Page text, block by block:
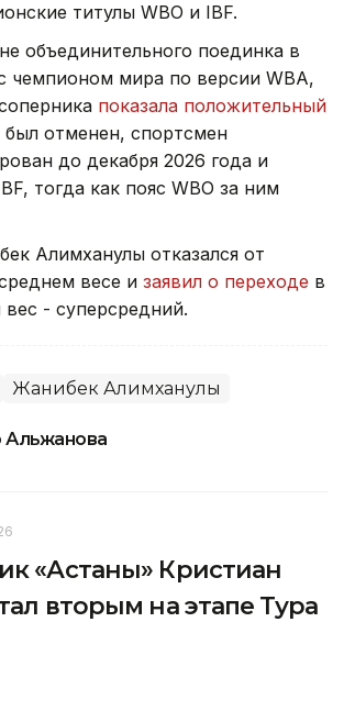
титулы WBO и IBF.
объединительного поединка в
чемпионом мира по версии WBA,
показала положительный
был отменен, спортсмен
до декабря 2026 года и
тогда как пояс WBO за ним
Алимханулы отказался от
весе и заявил о переходе в
- суперсредний.
Жанибек Алимханулы
«Астаны» Кристиан
вторым на этапе Тура